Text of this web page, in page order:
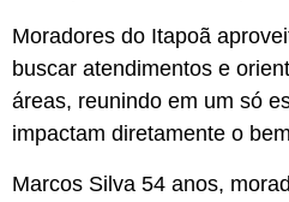
Moradores do Itapoã
buscar atendimentos e
áreas, reunindo em um só
impactam diretamente o
Marcos Silva 54 anos,